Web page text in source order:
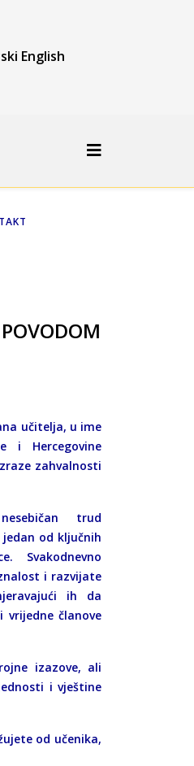
English
učitelja, u ime
i Hercegovine
zahvalnosti
trud
od ključnih
Svakodnevno
i razvijate
ih da
vrijedne članove
izazove, ali
i vještine
od učenika,